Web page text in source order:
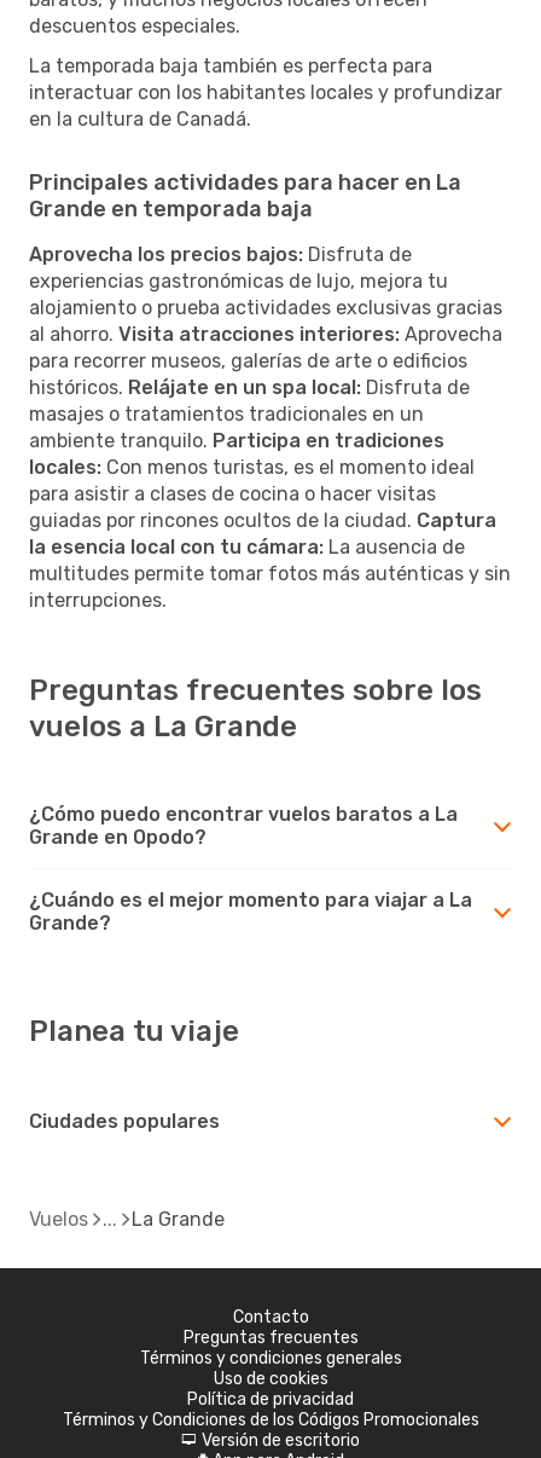
descuentos especiales.
La temporada baja también es perfecta para
interactuar con los habitantes locales y profundizar
en la cultura de Canadá.
Principales actividades para hacer en La
Grande en temporada baja
Aprovecha los precios bajos: Disfruta de
experiencias gastronómicas de lujo, mejora tu
alojamiento o prueba actividades exclusivas gracias
al ahorro. Visita atracciones interiores: Aprovecha
para recorrer museos, galerías de arte o edificios
históricos. Relájate en un spa local: Disfruta de
masajes o tratamientos tradicionales en un
ambiente tranquilo. Participa en tradiciones
locales: Con menos turistas, es el momento ideal
para asistir a clases de cocina o hacer visitas
guiadas por rincones ocultos de la ciudad. Captura
la esencia local con tu cámara: La ausencia de
multitudes permite tomar fotos más auténticas y sin
interrupciones.
Preguntas frecuentes sobre los
vuelos a La Grande
¿Cómo puedo encontrar vuelos baratos a La
Grande en Opodo?
¿Cuándo es el mejor momento para viajar a La
Grande?
Planea tu viaje
Ciudades populares
Vuelos La Grande
Contacto
Preguntas frecuentes
Términos y condiciones generales
Uso de cookies
Política de privacidad
Términos y Condiciones de los Códigos Promocionales
d Versión de escritorio